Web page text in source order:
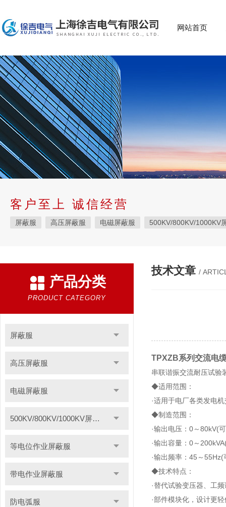
网站首页
客户至上 诚信经营
屏蔽服 高压屏蔽服 电磁屏蔽服 500KV/800KV/1000KV
绝缘枝剪 绝缘夹钳 蚕丝绳 登高板 绝缘操作杆
智能电力安全工器具柜 高压短路接地线
聚酰亚胺薄膜 1249聚酯氧绝缘漆快干型
聚酰亚胺玻璃布层压板 三聚氰胺层压板
过电压保护器 高空
电加热器 电力测
绝缘脚手架 VM63A便携式数显测振仪 导磁板
数显相序表 AGV刷
产品分类
PRODUCT CATEGORY
屏蔽服
高压屏蔽服
电磁屏蔽服
500KV/800KV/1000KV屏蔽服
等电位作业屏蔽服
带电作业屏蔽服
防电弧服
技术文章 /
TPXZB系列交流电
串联谐振交流耐压试验
◆适用范围：
·适用于电厂各类发电
◆制造范围：
·输出电压：0～80kV(
·输出容量：0～
·输出频率：45～
◆技术特点：
·替代试验变压器、工
·部件模块化，设计更